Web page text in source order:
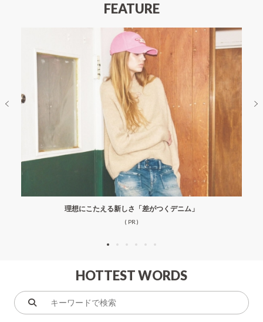
FEATURE
理想にこたえる新しさ「差がつくデニム」
( PR )
HOTTEST WORDS
キ